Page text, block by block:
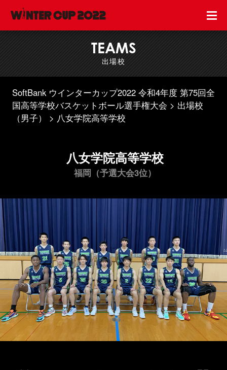
TEAMS
出場校
SoftBank ウインターカップ2022 令和4年度 第75回全
国高等学校バスケットボール選手権大会
出場校
（男子）
八女学院高等学校
八女学院高等学校
福岡（予選大会3位）